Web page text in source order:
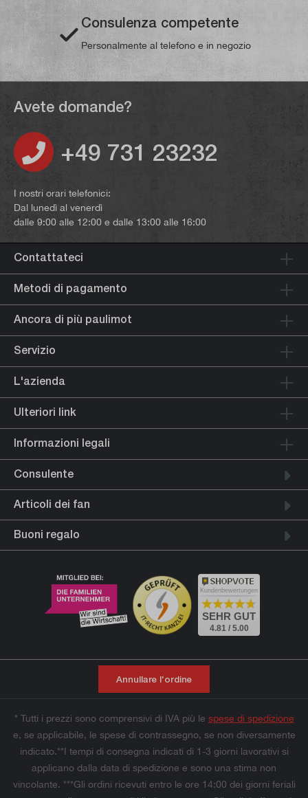
Consulenza competente
Personalmente al telefono e in negozio
Avete domande?
+49 731 23232
I nostri orari telefonici:
Dal lunedì al venerdì
dalle 9:00 alle 12:00 e dalle 13:00 alle 16:00
Contattateci
Metodi di pagamento
Ancora di più paulimot
Servizio
L'azienda
Ulteriori link
Informazioni legali
Consulente
Articoli dei fan
Buoni regalo
Kundenbewertungen
SEHR GUT
4.81 / 5.00
Annullare l'ordine
* Tutti i prezzi sono comprensivi di IVA più le spese di spedizione
e, se applicabile, le spese di contrassegno, se non diversamente
indicato.**I tempi di consegna indicati di 1-3 giorni lavorativi si
applicano dalla data di spedizione e sono una stima non
vincolante. ***Gli ordini ricevuti entro le ore 14:00 dei giorni feriali